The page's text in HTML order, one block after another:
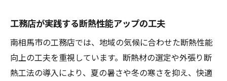
工務店が実践する断熱性能アップの工夫
南相馬市の工務店では、地域の気候に合わせた断熱性能
向上の工夫を重視しています。断熱材の選定や外張り断
熱工法の導入により、夏の暑さや冬の寒さを抑え、快適